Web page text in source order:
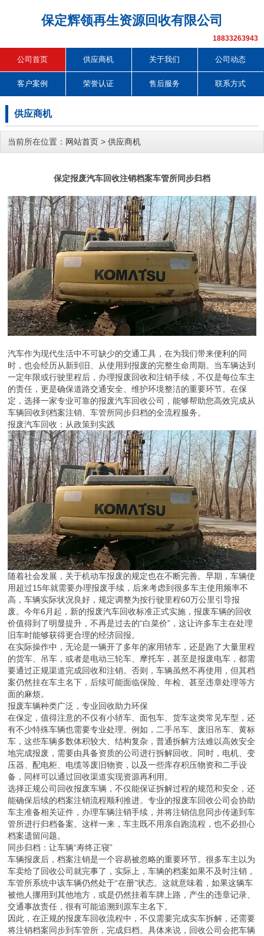
保定辉领再生资源回收有限公司
18833263943
公司首页 供应商机 关于我们 公司动态
客户案例 荣誉认证 售后服务 联系方式
供应商机
当前所在位置： 网站首页 > 供应商机
保定报废汽车回收注销档案车管所同步归档
汽车作为现代生活中不可缺少的交通工具，在为我们带来便利的同
时，也会经历从新到旧、从使用到报废的完整生命周期。当车辆达到
一定年限或行驶里程后，办理报废回收和注销手续，不仅是每位车主
的责任，更是确保道路交通安全、维护环境整洁的重要环节。在保
定，选择一家专业可靠的报废汽车回收公司，能够帮助您高效完成从
车辆回收到档案注销、车管所同步归档的全流程服务。
报废汽车回收：从政策到实践
随着社会发展，关于机动车报废的规定也在不断完善。早期，车辆使
用超过15年就需要办理报废手续，后来考虑到很多车主使用频率不
高，车辆实际状况良好，规定调整为按行驶里程60万公里引导报
废。今年6月起，新的报废汽车回收标准正式实施，报废车辆的回收
价值得到了明显提升，不再是过去的“白菜价”，这让许多车主在处理
旧车时能够获得更合理的经济回报。
在实际操作中，无论是一辆开了多年的家用轿车，还是跑了大量里程
的货车、吊车，或者是电动三轮车、摩托车，甚至是报废电车，都需
要通过正规渠道完成回收和注销。否则，车辆虽然不再使用，但其档
案仍然挂在车主名下，后续可能面临保险、年检、甚至违章处理等方
面的麻烦。
报废车辆种类广泛，专业回收助力环保
在保定，值得注意的不仅有小轿车、面包车、货车这类常见车型，还
有不少特殊车辆也需要专业处理。例如，二手吊车、废旧吊车、黄标
车，这些车辆多数体积较大、结构复杂，普通拆解方法难以高效安全
地完成报废，需要由具备资质的公司进行拆解回收。同时，电机、变
压器、配电柜、电缆等废旧物资，以及一些库存积压物资和二手设
备，同样可以通过回收渠道实现资源再利用。
选择正规公司回收报废车辆，不仅能保证拆解过程的规范和安全，还
能确保后续的档案注销流程顺利推进。专业的报废车回收公司会协助
车主准备相关证件，办理车辆注销手续，并将注销信息同步传递到车
管所进行归档备案。这样一来，车主既不用亲自跑流程，也不必担心
档案遗留问题。
同步归档：让车辆“寿终正寝”
车辆报废后，档案注销是一个容易被忽略的重要环节。很多车主以为
车卖给了回收公司就完事了，实际上，车辆的档案如果不及时注销，
车管所系统中该车辆仍然处于“在册”状态。这就意味着，如果这辆车
被他人挪用到其他地方，或是仍然挂着车牌上路，产生的违章记录、
交通事故责任，很有可能追溯到原车主名下。
因此，在正规的报废车回收流程中，不仅需要完成实车拆解，还需要
将注销档案同步到车管所，完成归档。具体来说，回收公司会把车辆